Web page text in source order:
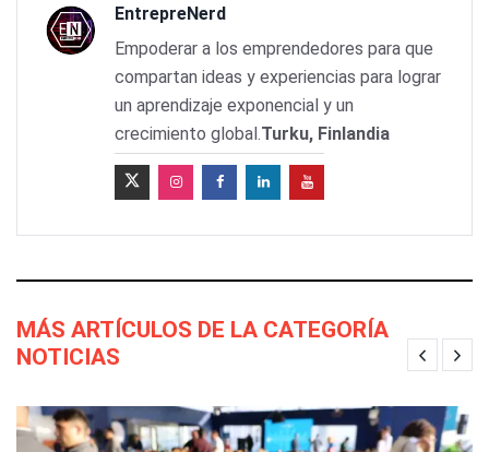
EntrepreNerd
Empoderar a los emprendedores para que
compartan ideas y experiencias para lograr
un aprendizaje exponencial y un
crecimiento global.Turku, Finlandia
MÁS ARTÍCULOS DE LA CATEGORÍA
NOTICIAS